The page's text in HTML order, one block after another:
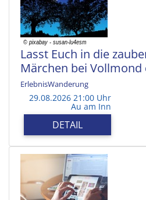
Lasst Euch in die
Märchen bei
ErlebnisWanderung
29.08.2026 21:00 Uhr
Au am Inn
DETAIL